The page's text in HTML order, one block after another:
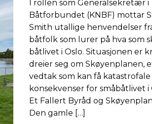
I rollen som Generalsekretær i
Båtforbundet (KNBF) mottar
Smith utallige henvendelser
båtfolk som lurer på hva som
båtlivet i Oslo. Situasjonen er
dreier seg om Skøyenplanen,
vedtak som kan få katastrofale
konsekvenser for småbåtlivet i
Et Fallert Byråd og
Den gamle […]